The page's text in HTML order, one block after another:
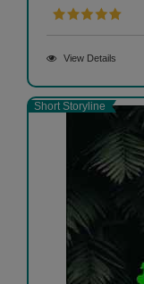
View Details
Short Storyline